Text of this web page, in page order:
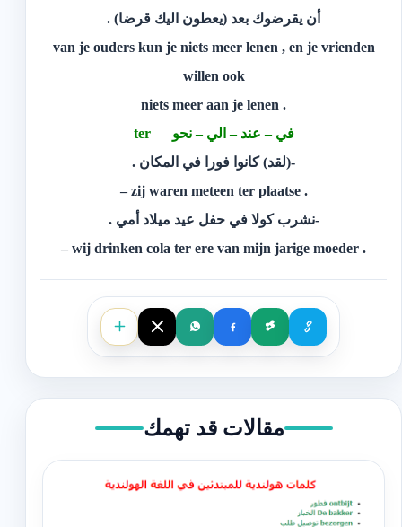
أن يقرضوك بعد (يعطون اليك قرضا) .
van je ouders kun je niets meer lenen , en je vrienden
willen ook
. niets meer aan je lenen
في – عند – الي – نحو ter
-(لقد) كانوا فورا في المكان .
. zij waren meteen ter plaatse –
-نشرب كولا في حفل عيد ميلاد أمي .
. wij drinken cola ter ere van mijn jarige moeder –
مقالات قد تهمك